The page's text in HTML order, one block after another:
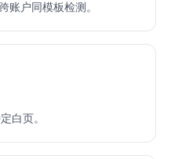
户同模板检测。
白页。